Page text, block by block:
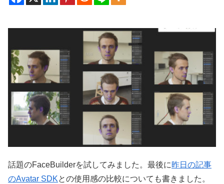
話題のFaceBuilderを試してみました。最後に昨日の記事
のAvatar SDKとの使用感の比較についても書きました。